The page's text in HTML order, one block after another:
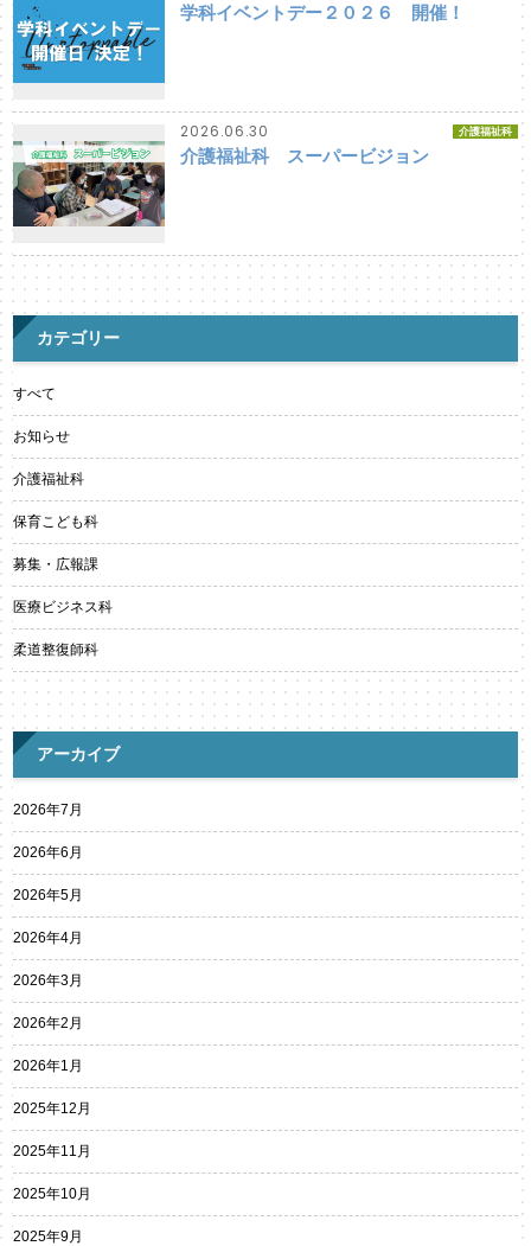
学科イベントデー２０２６ 開催！
2026.06.30 介護福祉科
介護福祉科 スーパービジョン
カテゴリー
すべて
お知らせ
介護福祉科
保育こども科
募集・広報課
医療ビジネス科
柔道整復師科
アーカイブ
2026年7月
2026年6月
2026年5月
2026年4月
2026年3月
2026年2月
2026年1月
2025年12月
2025年11月
2025年10月
2025年9月